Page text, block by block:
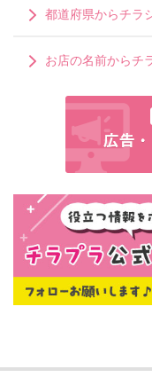
都道府県からチラ
お店の名前からチ